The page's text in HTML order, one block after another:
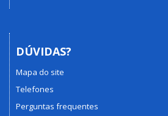
DÚVIDAS?
Mapa do site
Telefones
Perguntas frequentes